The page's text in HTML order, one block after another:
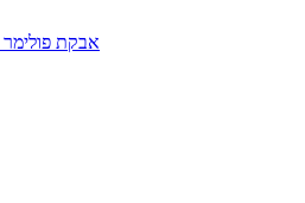
אבקת פולימר